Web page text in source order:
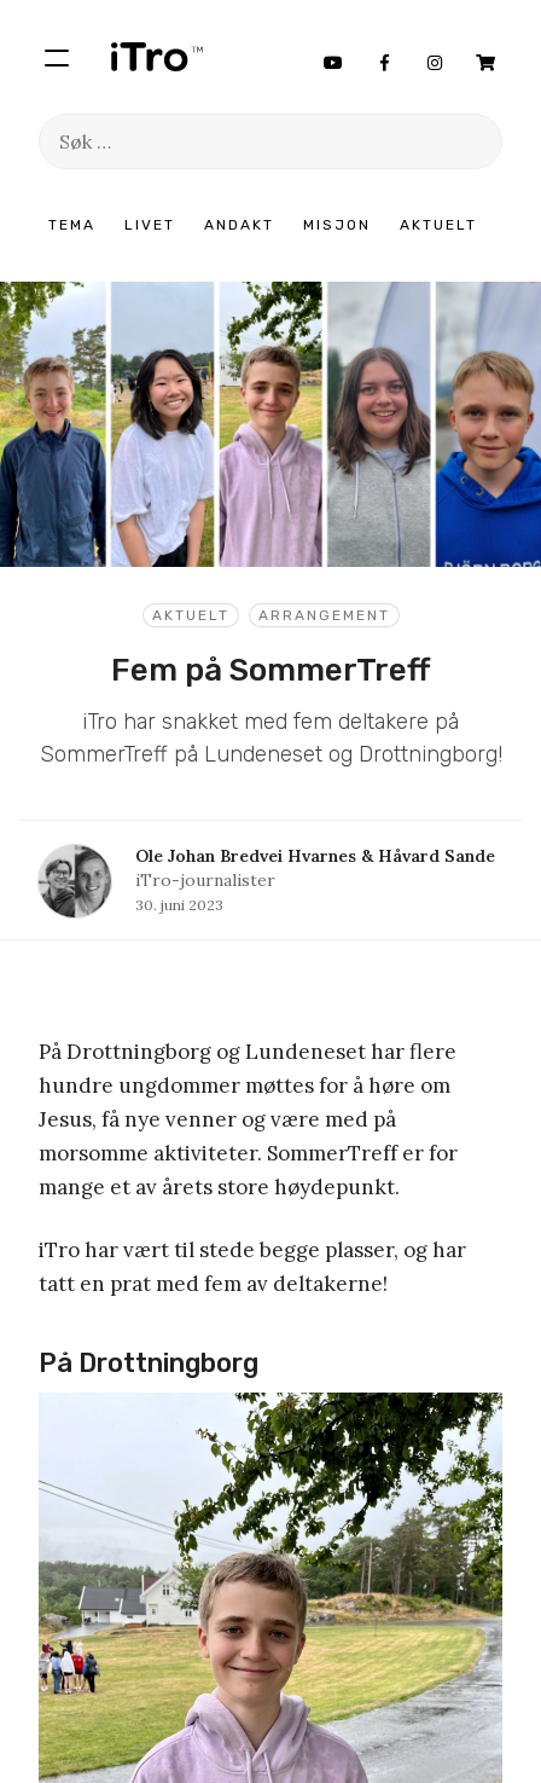
TEMA LIVET ANDAKT MISJON AKTUELT
Søk
innhold
AKTUELT ARRANGEMENT
Fem på SommerTreff
iTro har snakket med fem deltakere på
SommerTreff på Lundeneset og Drottningborg!
Ole Johan Bredvei Hvarnes & Håvard Sande
iTro-journalister
30. juni 2023
På Drottningborg og Lundeneset har flere
hundre ungdommer møttes for å høre om
Jesus, få nye venner og være med på
morsomme aktiviteter. SommerTreff er for
mange et av årets store høydepunkt.
iTro har vært til stede begge plasser, og har
tatt en prat med fem av deltakerne!
På Drottningborg